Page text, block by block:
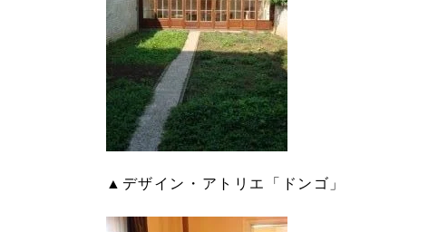
▲デザイン・アトリエ「ドンゴ」